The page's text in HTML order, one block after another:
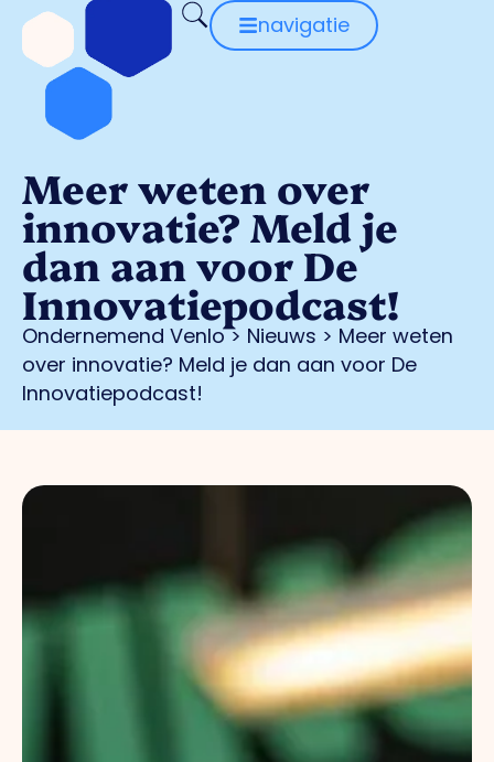
navigatie
Meer weten over
innovatie? Meld je
dan aan voor De
Innovatiepodcast!
Ondernemend Venlo> Nieuws > Meer weten
over innovatie? Meld je dan aan voor De
Innovatiepodcast!